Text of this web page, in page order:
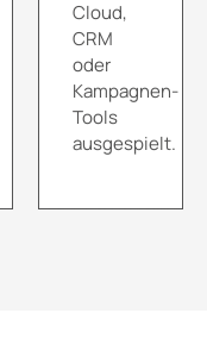
Cloud,
CRM
oder
Kampagnen-
Tools
ausgespielt.